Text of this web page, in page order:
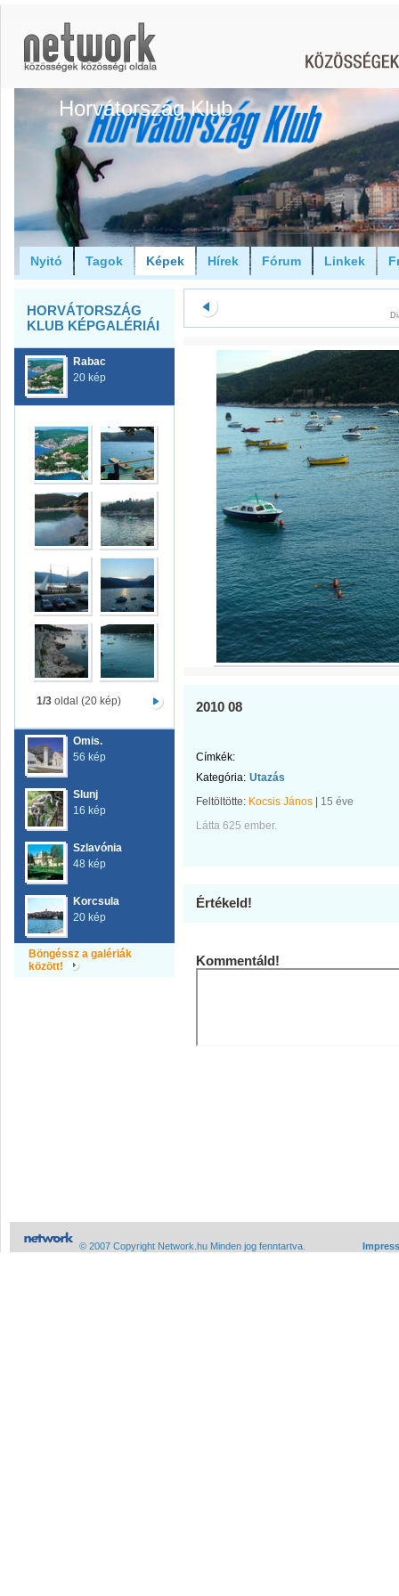
Horvátország Klub
Nyitó Tagok Képek Hírek Fórum Linkek
HORVÁTORSZÁG
KLUB KÉPGALÉRIÁI
Rabac
20 kép
1/3oldal (20 kép)
Omis.
56 kép
Slunj
16 kép
Szlavónia
48 kép
Korcsula
20 kép
Böngéssz a galériák
között!
2010 08
Címkék:
Kategória: Utazás
Feltöltötte: Kocsis János
15 éve
Látta 625 ember.
Értékeld!
Kommentáld!
© 2007 Copyright Network.hu Minden jog fenntartva.